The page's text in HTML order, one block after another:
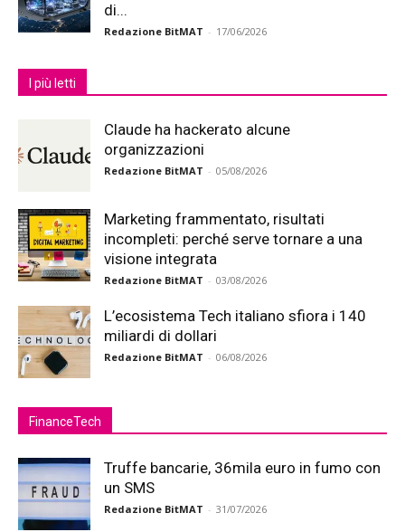
di...
Redazione BitMAT - 17/06/2026
I più letti
Claude ha hackerato alcune
organizzazioni
Redazione BitMAT - 05/08/2026
Marketing frammentato, risultati
incompleti: perché serve tornare a una
visione integrata
Redazione BitMAT - 03/08/2026
L’ecosistema Tech italiano sfiora i 140
miliardi di dollari
Redazione BitMAT - 06/08/2026
FinanceTech
Truffe bancarie, 36mila euro in fumo con
un SMS
Redazione BitMAT - 31/07/2026